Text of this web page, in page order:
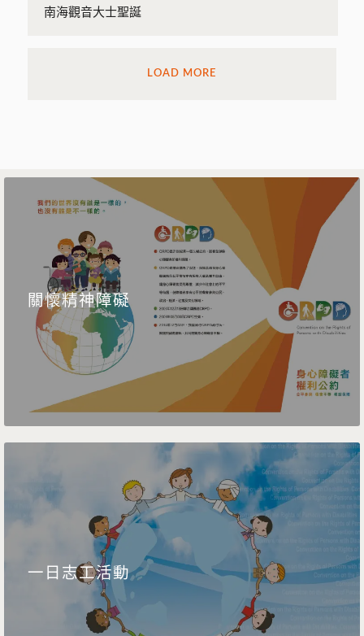
南海觀音大士聖誕
LOAD MORE
關懷精神障礙
一日志工活動